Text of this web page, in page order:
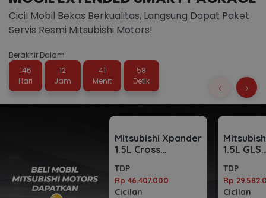
Cicil Mobil Bekas Berkualitas, Langsung Dapat Paket
Servis Resmi Mitsubishi Motors!
Berakhir Dalam
146
Hari
12
Jam
41
Menit
56
Detik
Mitsubishi Xpander
1.5L Cross
TDP
Rp 46.407.000
Cicilan
1.5L GLS
TDP
Rp
Cicilan
‹ ›